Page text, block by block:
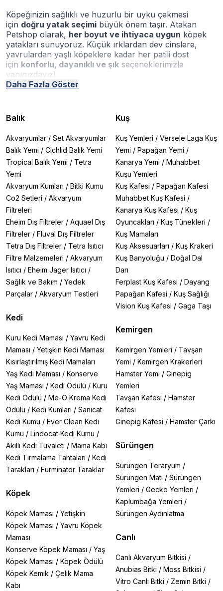
Köpeğinizin sağlıklı ve huzurlu bir uyku çekmesi
için doğru yatak seçimi büyük önem taşır. Atakan
Petshop olarak, her boyut ve ihtiyaca uygun köpek
yatakları sunuyoruz. Küçük ırklardan dev cinslere,
yavrulardan yaşlı köpeklere kadar her patili dost
için konforlu, dayanıklı ve şık seçeneklerimizle
yanınızdayız!
Köpekler aidiyet duygusu yüksek canlılardır. Bu
köpekler, evin bir köşesine alıştıklarında zamanlarının
çoğunu kendilerine ait o alanda geçirmeyi severler.
Köpeğiniz için seçeceğiniz köpek yatağının
malzemesinin ve boyutunun doğru olması köpeğinizin
konforu açısından oldukça önemlidir. Her malzemeden,
her fiyattan, her kalitede köpek yatağı bulmanız
mümkün.
Sevgili dostunuz için en rahatını ve en iyisini seçmek
istediğinizi biliyoruz. Köpek yatağı seçerken köpeğinizin
ırkına ve türüne uygun boyut ve dayanıklılık
seviyesinde bir köpek yatağı seçmeniz köpeğinizin
konforu ve kullanışlılık açısından büyük önem taşır.
Köpek yatakları küçük ırk veya büyük ırk köpekler
için iç mekân kullanımı ya da dış mekân kullanımıiçin
özel olarak tasarlanmış yatak modelleridir.
Yuva şeklindeki köpek yataklarının yanı sıra dış
mekânda su geçirmez ve kolay temizlenebilir köpek
yataklarını da sitemizde kolaylıkla bulabilirsiniz.Dış
mekân köpek yatakları
zemine serilerek köpeğiniz için rahat bir zemin ve
yatma hissi sağlar. İç veya dış alan kullanımı
doğrultusunda, istenilen kumaş türünde köpek yatağı
modelleri incelenerek köpeğinize istediği her an ve her
yerde huzurlu, mutlu, güvende hissedebileceği bir
ortam yaratılabilir. Köpek yatağı seçerken en dikkat
etmeniz gereken noktalardan biri köpeğinizin içine
sığabilmesi ve içinde rahat edebilmesidir. Bütün
hayvanlar rahat koşullarda dinlenmek isterler bu
yüzden köpek yatağını köpeğinizin büyüklüğüne göre
seçmelisiniz. Köpek yatağı seçerken yatağın kumaşına
da oldukça dikkat etmelisiniz.
Köpek yatağı kumaşının yazın terletmeyecek, kışın ise
üşütmeyecek bir kumaş olması gerekmektedir. Ayrıca
yıkanabilir bir kumaş seçmek hem size büyük bir
kolaylık sağlayacak hem de ekonomik olacaktır. İç ve
dış mekân köpek yataklarındaBedspet, Doglife,
Dubex, Ferplast, Flamingo, Imac, Nazzpet, Pawise,
Pet Stylegibi markalar köpek sahipleri tarafından
oldukça tercih edilmekte ve ön plana çıkmaktadırlar.
✔ Eklem ve kas sağlığını korur
– Ortopedik modeller
özellikle yaşlı köpekler için idealdir.
✔ Ev hijyenini artırır
– Köpeğinizin tüyleri ve kiri
Daha Fazla Göster
Balık
Akvaryumlar / Set Akvaryumlar
Balık Yemi / Cichlid Balık Yemi
Tropical Balık Yemi / Tetra
Yemi
Akvaryum Kumları / Bitki Kumu
Co2 Setleri / Akvaryum
Filtreleri
Eheim Dış Filtreler / Aquael Dış
Filtreler / Fluval Dış Filtreler
Tetra Dış Filtreler / Tetra Isıtıcı
Filtre Malzemeleri / Akvaryum
Isıtıcı / Eheim Jager Isıtıcı /
Sağlık ve Bakım / Yedek
Parçalar / Akvaryum Testleri
Kedi
Kuru Kedi Maması / Yavru Kedi
Maması / Yetişkin Kedi Maması
Kısırlaştırılmış Kedi Mamaları
Yaş Kedi Maması / Konserve
Yaş Maması / Kedi Ödülü / Kuru
Kedi Ödülü / Me-O Krema Kedi
Ödülü / Kedi Kumları / Sanicat
Kedi Kumu / Ever Clean Kedi
Kumu / Lindocat Kedi Kumu /
Akıllı Kedi Tuvaleti / Mama Kabı
Kedi Tırmalama Tahtaları / Kedi
Tarakları / Furminator Taraklar
Köpek
Köpek Maması / Yetişkin
Köpek Maması / Yavru Köpek
Maması
Konserve Köpek Maması / Yaş
Köpek Maması / Köpek Ödülü
Köpek Kemik / Çelik Mama
Kabı
Kuş
Kuş Yemleri / Versele Laga Kuş
Yemi / Papağan Yemi /
Kanarya Yemi / Muhabbet
Kuşu Yemleri
Kuş Kafesi / Papağan Kafesi
Muhabbet Kuş Kafesi /
Kanarya Kuş Kafesi / Kuş
Oyuncakları / Kuş Tünekleri /
Kuş Mamaları
Kuş Aksesuarları / Kuş Krakeri
Kuş Banyoluğu / Doğal Dal
Darı
Ferplast Kuş Kafesi / Dayang
Papağan Kafesi / Kuş Sağlığı
Vision Kuş Kafesi / Gaga Taşı
Kemirgen
Kemirgen Yemleri / Tavşan
Yemi / Kemirgen Krakerleri
Hamster Yemi / Ginepig
Yemleri
Tavşan Kafesi / Hamster
Kafesi
Ginepig Kafesi / Hamster Çarkı
Sürüngen
Sürüngen Teraryum /
Sürüngen Matı / Sürüngen
Yemleri / Gecko Yemleri /
Kaplumbağa Yemleri /
Sürüngen Aydınlatma
Canlı
Canlı Akvaryum Bitkisi /
Anubias Bitki / Moss Bitkisi /
Vitro Canlı Bitki / Zemin Bitki /